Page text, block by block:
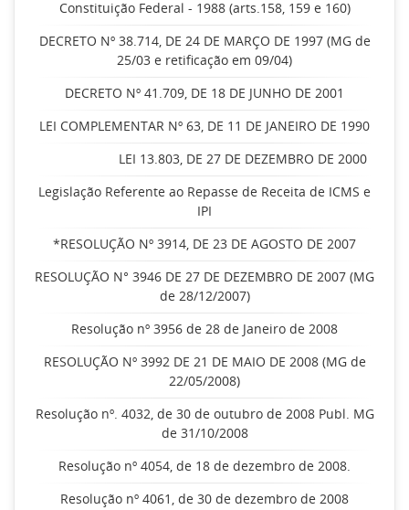
Constituição Federal - 1988 (arts.158, 159 e 160)
DECRETO Nº 38.714, DE 24 DE MARÇO DE 1997 (MG de
25/03 e retificação em 09/04)
DECRETO Nº 41.709, DE 18 DE JUNHO DE 2001
LEI COMPLEMENTAR Nº 63, DE 11 DE JANEIRO DE 1990
LEI 13.803, DE 27 DE DEZEMBRO DE 2000
Legislação Referente ao Repasse de Receita de ICMS e
IPI
*RESOLUÇÃO Nº 3914, DE 23 DE AGOSTO DE 2007
RESOLUÇÃO N° 3946 DE 27 DE DEZEMBRO DE 2007 (MG
de 28/12/2007)
Resolução nº 3956 de 28 de Janeiro de 2008
RESOLUÇÃO Nº 3992 DE 21 DE MAIO DE 2008 (MG de
22/05/2008)
Resolução nº. 4032, de 30 de outubro de 2008 Publ. MG
de 31/10/2008
Resolução nº 4054, de 18 de dezembro de 2008.
Resolução nº 4061, de 30 de dezembro de 2008